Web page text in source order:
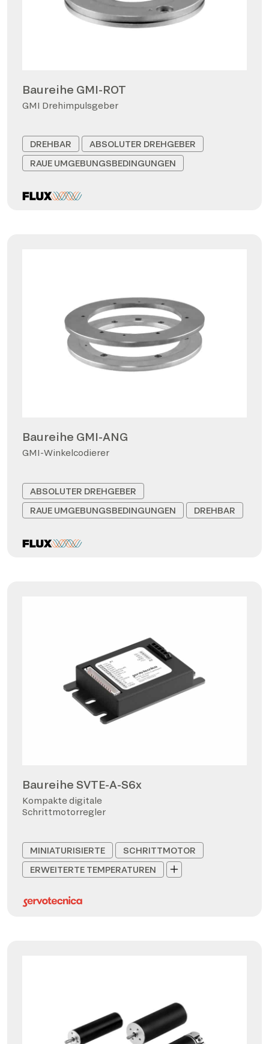
Baureihe GMI-ROT
GMI Drehimpulsgeber
DREHBAR
ABSOLUTER DREHGEBER
RAUE UMGEBUNGSBEDINGUNGEN
Baureihe GMI-ANG
GMI-Winkelcodierer
ABSOLUTER DREHGEBER
RAUE UMGEBUNGSBEDINGUNGEN
DREHBAR
Baureihe SVTE-A-S6x
Kompakte digitale
Schrittmotorregler
MINIATURISIERTE
SCHRITTMOTOR
ERWEITERTE TEMPERATUREN